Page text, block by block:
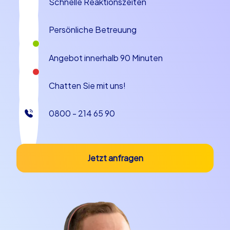
Offenbach ist kompakt und dennoch reich an
auf den Main, industrielle Hinterhöfe mit Charakter und
grüne Inseln für kurze Reflektionseinheiten. Ein
Incentive in Offenbach am Main profitiert außerdem von
der Nähe zu Frankfurt, sodass An- und Abreise
unkompliziert sind und man trotzdem das eigene,
unverwechselbare Ambiente erlebt. Das Zusammenspiel
aus Tradition und Moderne macht die Stadt besonders
attraktiv für Firmen, die ein Teambuilding in Offenbach
Programmpunkte. Lokale Anekdoten über Schuh- und
Lederhandwerk sorgen immer wieder für Lacher beim
Team und schaffen Gesprächsanlässe, die weit über das
Start- oder Endpunkt für ein Teamevent in Offenbach
am Main, an dem Teams ihre Ergebnisse präsentieren
und gemeinsame Erfolge feiern können.
Persönliche Betreuung
Angebot innerhalb 90 Minuten
Chatten Sie mit uns!
0800 - 214 65 90
Jetzt anfragen